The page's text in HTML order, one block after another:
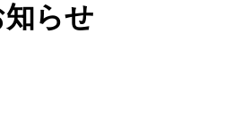
らせ